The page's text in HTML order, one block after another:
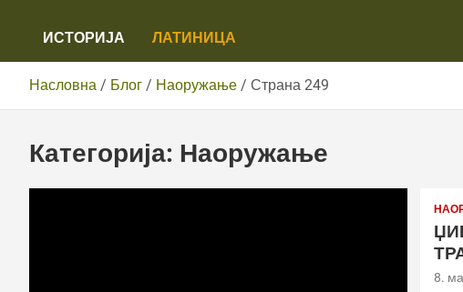
ИСТОРИЈА ЛАТИНИЦА
Насловна Блог Наоружање Страна 249
Категорија: Наоружање
8.